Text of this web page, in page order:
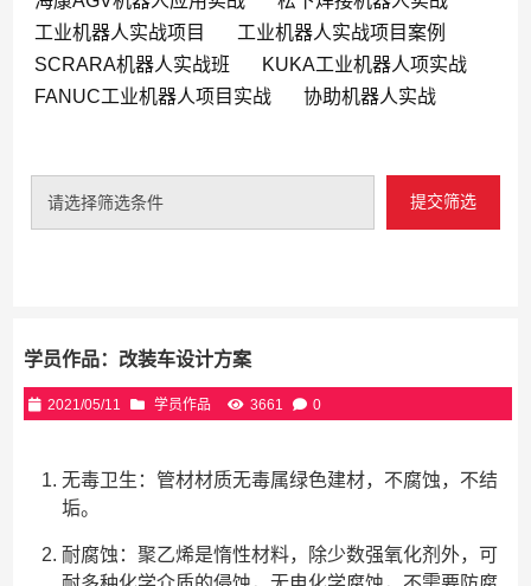
工业机器人实战项目
工业机器人实战项目案例
SCRARA机器人实战班
KUKA工业机器人项实战
FANUC工业机器人项目实战
协助机器人实战
请选择筛选条件 提交筛选
学员作品：改装车设计方案
2021/05/11 学员作品 3661 0
无毒卫生：管材材质无毒属绿色建材，不腐蚀，不结
垢。
耐腐蚀：聚乙烯是惰性材料，除少数强氧化剂外，可